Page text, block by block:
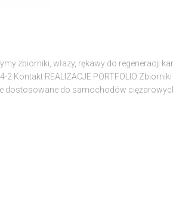
zbiorniki, włazy, rękawy do regeneracji
2 Kontakt REALIZACJE PORTFOLIO
dostosowane do samochodów